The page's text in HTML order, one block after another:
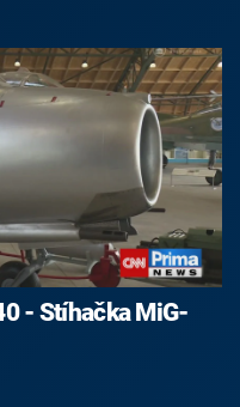
- Stíhačka MiG-